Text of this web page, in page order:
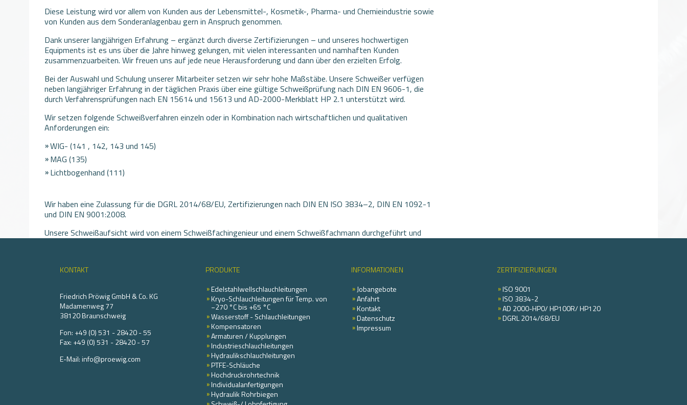
Diese Leistung wird vor allem von Kunden aus der Lebensmittel-, Kosmetik-, Pharma- und Chemieindustrie sowie
von Kunden aus dem Sonderanlagenbau gern in Anspruch genommen.
Dank unserer langjährigen Erfahrung – ergänzt durch diverse Zertifizierungen – und unseres hochwertigen
Equipments ist es uns über die Jahre hinweg gelungen, mit vielen interessanten und namhaften Kunden
zusammenzuarbeiten. Wir freuen uns auf jede neue Herausforderung und dann über den erzielten Erfolg.
Bei der Auswahl und Schulung unserer Mitarbeiter setzen wir sehr hohe Maßstäbe. Unsere Schweißer verfügen
neben langjähriger Erfahrung in der täglichen Praxis über eine gültige Schweißprüfung nach DIN EN 9606-1, die
durch Verfahrensprüfungen nach EN 15614 und 15613 und AD-2000-Merkblatt HP 2.1 unterstützt wird.
Wir setzen folgende Schweißverfahren einzeln oder in Kombination nach wirtschaftlichen und qualitativen
Anforderungen ein:
WIG- (141 , 142, 143 und 145)
MAG (135)
Lichtbogenhand (111)
Wir haben eine Zulassung für die DGRL 2014/68/EU, Zertifizierungen nach DIN EN ISO 3834–2, DIN EN 1092-1
und DIN EN 9001:2008.
Unsere Schweißaufsicht wird von einem Schweißfachingenieur und einem Schweißfachmann durchgeführt und
KONTAKT
Friedrich Pröwig GmbH & Co. KG
Madamenweg 77
38120 Braunschweig
Fon: +49 (0) 531 - 28420 - 55
Fax: +49 (0) 531 - 28420 - 57
E-Mail:info@proewig.com
PRODUKTE
Edelstahlwellschlauchleitungen
Kryo-Schlauchleitungen für Temp. von
−270 °C bis +65 °C
Wasserstoff - Schlauchleitungen
Kompensatoren
Armaturen / Kupplungen
Industrieschlauchleitungen
Hydraulikschlauchleitungen
PTFE-Schläuche
Hochdruckrohrtechnik
Individualanfertigungen
Hydraulik Rohrbiegen
INFORMATIONEN
Jobangebote
Anfahrt
Kontakt
Datenschutz
Impressum
ZERTIFIZIERUNGEN
ISO 9001
ISO 3834-2
AD 2000-HP0/ HP100R/ HP120
DGRL 2014/68/EU